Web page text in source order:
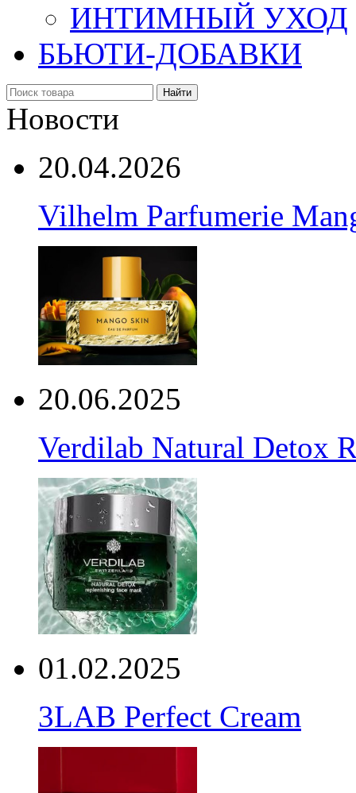
ИНТИМНЫЙ УХОД
БЬЮТИ-ДОБАВКИ
Найти
Новости
20.04.2026
Vilhelm Parfumerie
20.06.2025
Verdilab Natural Detox
01.02.2025
3LAB Perfect Cream